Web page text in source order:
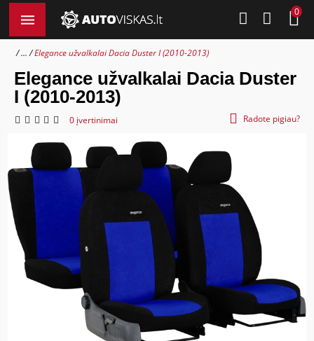
0
... Elegance užvalkalai Dacia Duster I (2010-2013)
Elegance užvalkalai Dacia Duster
I (2010-2013)
0 įvertinimai Radote pigiau?